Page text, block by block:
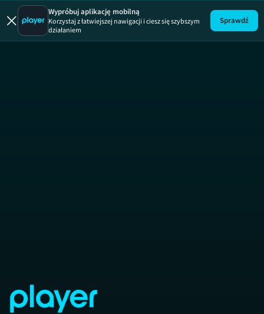
Łapu Capu
Wypróbuj aplikację mobilną
Korzystaj z łatwiejszej nawigacji i ciesz się szybszym
działaniem
Sprawdź